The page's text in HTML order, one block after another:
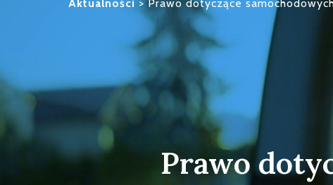
Aktualności > Prawo dotyczące
Prawo